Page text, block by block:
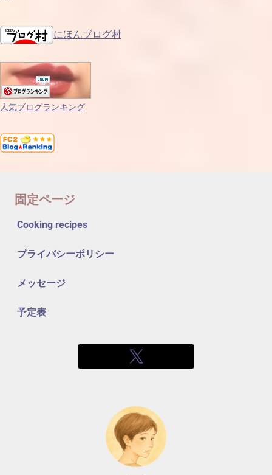
にほんブログ村
人気ブログランキング
固定ページ
Cooking recipes
プライバシーポリシー
メッセージ
予定表